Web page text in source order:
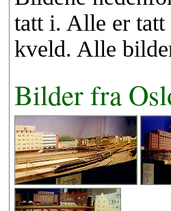
tatt i. Alle er tatt
kveld. Alle
Bilder fra